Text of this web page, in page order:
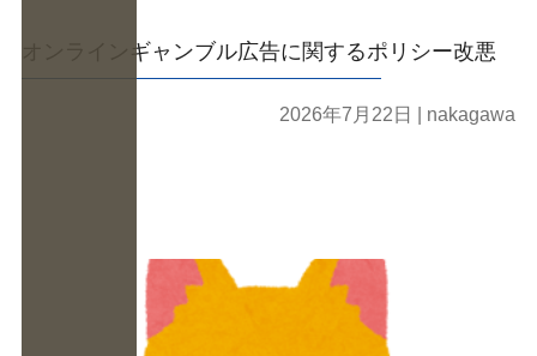
オンラインギャンブル広告に関するポリシー改悪
2026年7月22日 | nakagawa